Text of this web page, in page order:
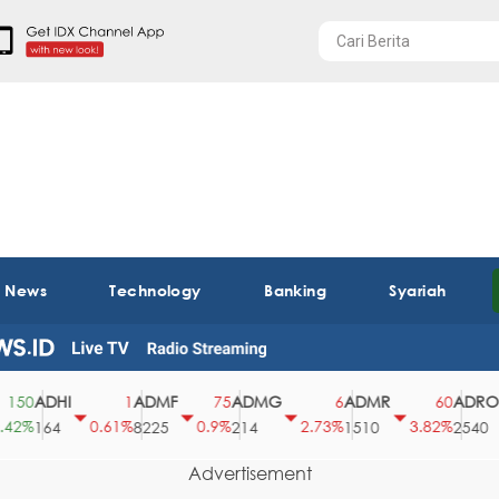
Technology Banking Syariah
ADHI
164
0.61%
ADMF
8225
0.9%
ADMG
214
2.73%
ADMR
1510
3.82%
ADRO
2540
0%
Advertisement